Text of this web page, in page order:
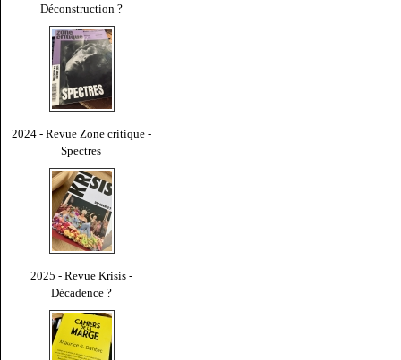
Déconstruction ?
2024 - Revue Zone critique -
Spectres
2025 - Revue Krisis -
Décadence ?